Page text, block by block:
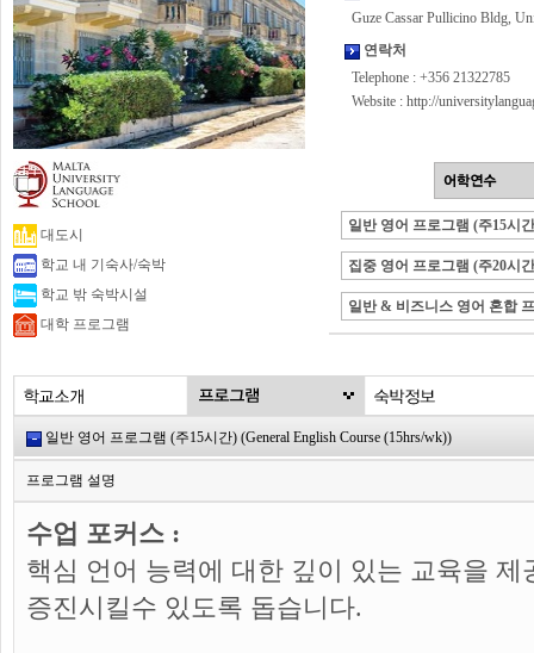
대도시
학교 내 기숙사/숙박
학교 밖 숙박시설
대학 프로그램
Guze Cassar Pullicino Bldg,
연락처
Telephone : +356 21322785
Website : http://
일반 영어 프로그램 (주15시
집중 영어 프로그램 (주20시
일반 & 비즈니스 영어 혼합
일반 영어 프로그램 (주15시간) (General English Course (15hrs/wk))
프로그램 설명
수업 포커스 :
핵심 언어 능력에 대한 깊이 있는 교육을
증진시킬수 있도록 돕습니다.